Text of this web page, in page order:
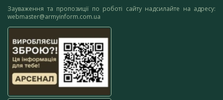
Зауваження та пропозиції по роботі сайту надсилайте на адресу:
webmaster@armyinform.com.ua